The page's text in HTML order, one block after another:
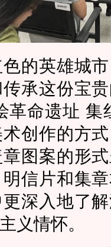
的英雄城
承这份宝
革命遗址
创作的方
图案的形
信片和集
深入地了
义情怀。